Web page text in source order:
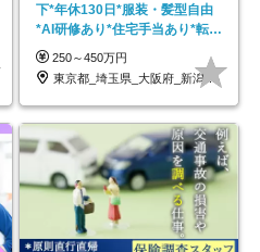
下*年休130日*服装・髪型自由
*AI研修あり*住宅手当あり*転勤
なし
250～450万円
東京都_埼玉県_大阪府_新潟県_福岡県